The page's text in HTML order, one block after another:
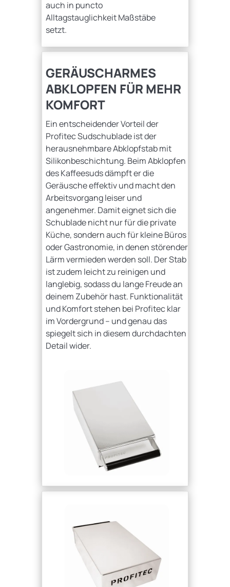
auch in puncto
Alltagstauglichkeit Maßstäbe
setzt.
GERÄUSCHARMES
ABKLOPFEN FÜR MEHR
KOMFORT
Ein entscheidender Vorteil der
Profitec Sudschublade ist der
herausnehmbare Abklopfstab mit
Silikonbeschichtung. Beim Abklopfen
des Kaffeesuds dämpft er die
Geräusche effektiv und macht den
Arbeitsvorgang leiser und
angenehmer. Damit eignet sich die
Schublade nicht nur für die private
Küche, sondern auch für kleine Büros
oder Gastronomie, in denen störender
Lärm vermieden werden soll. Der Stab
ist zudem leicht zu reinigen und
langlebig, sodass du lange Freude an
deinem Zubehör hast. Funktionalität
und Komfort stehen bei Profitec klar
im Vordergrund – und genau das
spiegelt sich in diesem durchdachten
Detail wider.